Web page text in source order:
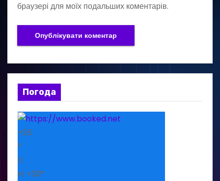
браузері для моїх подальших коментарів.
Погода
+25
°
C
H: +30°